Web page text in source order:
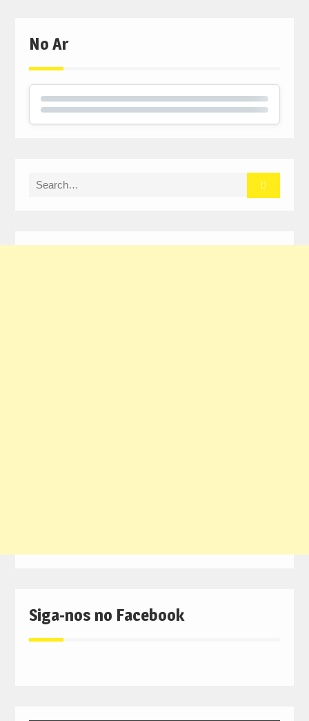
No Ar
Search
Siga-nos no Facebook